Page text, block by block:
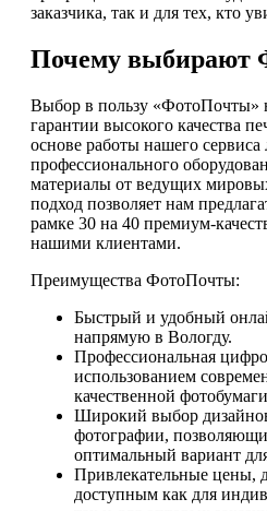
заказчика, так и для тех, кто
Почему выбирают
Выбор в пользу «ФотоПочты»
гарантии высокого качества
основе работы нашего
профессионального
материалы от ведущих
подход позволяет нам
рамке 30 на 40 премиум-
нашими клиентами.
Преимущества ФотоПочты:
Быстрый и удобный
напрямую в Вологду.
Профессиональная
использованием
качественной
Широкий выбор
фотографии,
оптимальный вариант
Привлекательные цены,
доступным как для